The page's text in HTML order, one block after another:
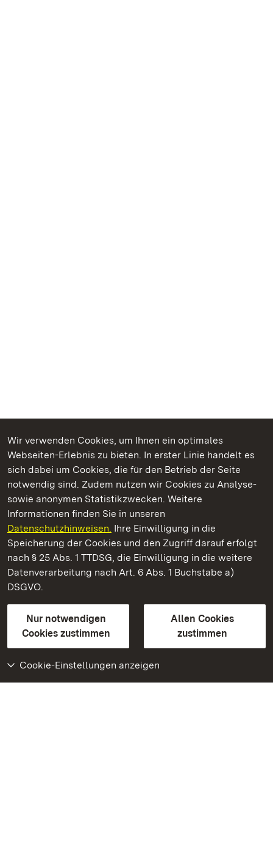
Wir verwenden Cookies, um Ihnen ein optimales
Webseiten-Erlebnis zu bieten. In erster Linie handelt es
sich dabei um Cookies, die für den Betrieb der Seite
notwendig sind. Zudem nutzen wir Cookies zu Analyse-
sowie anonymen Statistikzwecken. Weitere
Informationen finden Sie in unseren
Datenschutzhinweisen. Ihre Einwilligung in die
Speicherung der Cookies und den Zugriff darauf erfolgt
nach § 25 Abs. 1 TTDSG, die Einwilligung in die weitere
Datenverarbeitung nach Art. 6 Abs. 1 Buchstabe a)
DSGVO.
Nur notwendigen
Cookies zustimmen
Allen Cookies
zustimmen
Cookie-Einstellungen anzeigen
Kommen. Staunen. Genießen.
Schloss Favorite Rastatt
Staatliche Schlösser und Gärten Baden-Württemberg
Kontakt
GebärdenspracheLeichte Sprache
Erklärung zur Barrierefreiheit
BITV-konform (geprüfte Seiten)
Weiteres